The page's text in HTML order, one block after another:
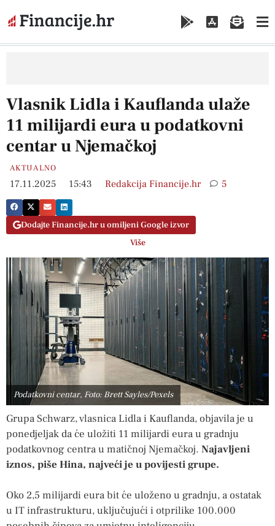
Vlasnik Lidla i Kauflanda ulaže
11 milijardi eura u podatkovni
centar u Njemačkoj
AKTUALNO
17.11.2025 15:43 Redakcija Financije.hr 5
Dodajte Financije.hr u omiljeni Google izvor
Više
Podatkovni centar, Foto: Brett Sayles/Pexels
Grupa Schwarz, vlasnica Lidla i Kauflanda, objavila je u
ponedjeljak da će uložiti 11 milijardi eura u gradnju
podatkovnog centra u matičnoj Njemačkoj. Najavljeni
iznos, piše Hina, najveći je u povijesti grupe.
Oko 2,5 milijardi eura bit će uloženo u gradnju, a ostatak
u IT infrastrukturu, uključujući i otprilike 100.000